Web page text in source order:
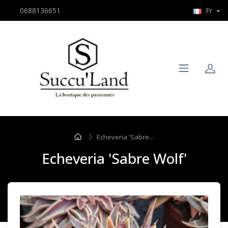
0688136651 Fr
Echeveria 'Sabre...
Echeveria 'Sabre Wolf'